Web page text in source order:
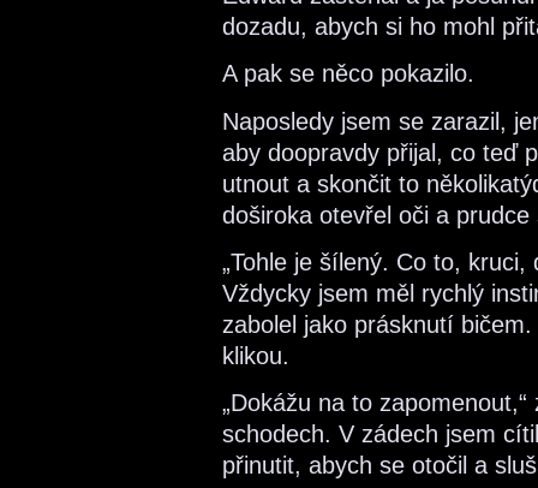
dozadu, abych si ho mohl
A pak se něco pokazilo.
Naposledy jsem se zarazil,
aby doopravdy přijal, co teď
utnout a skončit to
doširoka otevřel oči a
„Tohle je šílený. Co to,
Vždycky jsem měl rychlý
zabolel jako prásknutí
klikou.
„Dokážu na to
schodech. V zádech jsem
přinutit, abych se otočil a